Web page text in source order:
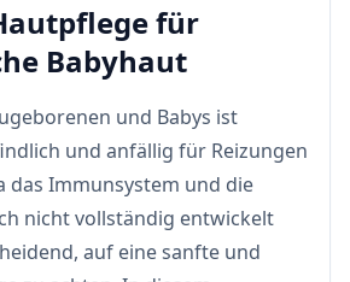
für
Babyhaut
und Babys ist
und anfällig für Reizungen
das Immunsystem und die
nicht vollständig entwickelt
auf eine sanfte und